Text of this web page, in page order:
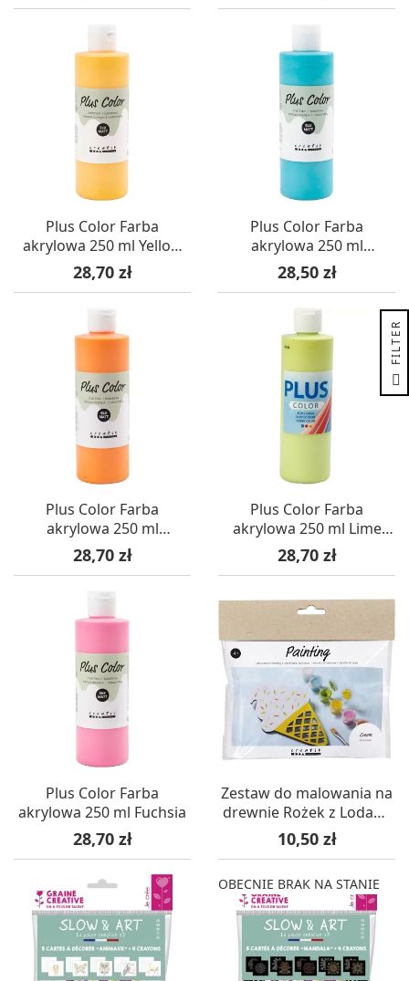
Plus Color Farba
akrylowa 250 ml Yellow
Sun
Cena
28,70 zł
Plus Color Farba
akrylowa 250 ml
Turquoise
Cena
28,50 zł
Plus Color Farba
akrylowa 250 ml
Pumpkin
Cena
28,70 zł
Plus Color Farba
akrylowa 250 ml Lime
Green
Cena
28,70 zł
Plus Color Farba
akrylowa 250 ml Fuchsia
Cena
28,70 zł
Zestaw do malowania na
drewnie Rożek z Lodami
+4, Creativ
Cena
10,50 zł
OBECNIE BRAK NA STANIE
R